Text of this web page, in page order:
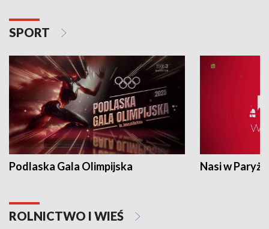
SPORT
Podlaska Gala Olimpijska Nasi w Paryżu
ROLNICTWO I WIEŚ